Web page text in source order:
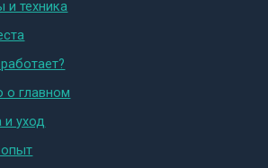
и техника
о главном
и уход